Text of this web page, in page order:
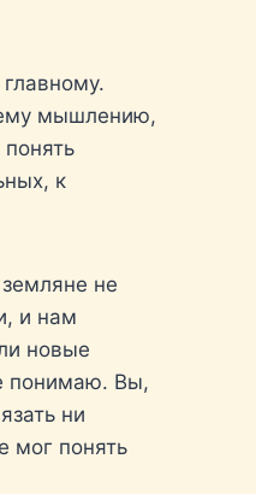
мышлению,
к
не
и нам
новые
понимаю. Вы,
ни
мог понять